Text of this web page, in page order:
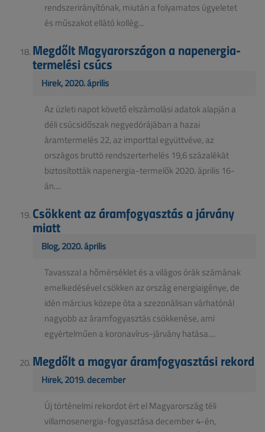
rendszerirányítónak, miután a folyamatos ügyeletet
és műszakot ellátó kollég...
Megdőlt Magyarországon a napenergia-
termelési csúcs
Hírek, 2020. április
Az üzleti napot követő elszámolási adatok alapján a
déli csúcsidőszak negyedórájában a hazai
áramtermelés 22, az importtal együttvéve, az
országos bruttó rendszerterhelés 19,6 százalékát
biztosították napenergia-termelők 2020. április 16-
án....
Csökkent az áramfogyasztás a járvány
miatt
Blog, 2020. április
Tavasszal a hőmérséklet és a világos órák számának
emelkedésével csökken az ország energiaigénye, de
idén március közepe óta a szezonálisan várhatónál
nagyobb az áramfogyasztás csökkenése, ami
egyértelműen a koronavírus-járvány hatása....
Megdőlt a magyar áramfogyasztási rekord
Hírek, 2019. december
Új történelmi rekordot ért el Magyarország téli
villamosenergia-fogyasztása december 4-én,